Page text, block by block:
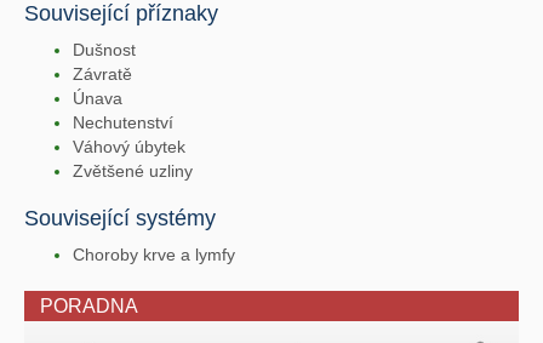
Související příznaky
Dušnost
Závratě
Únava
Nechutenství
Váhový úbytek
Zvětšené uzliny
Související systémy
Choroby krve a lymfy
PORADNA